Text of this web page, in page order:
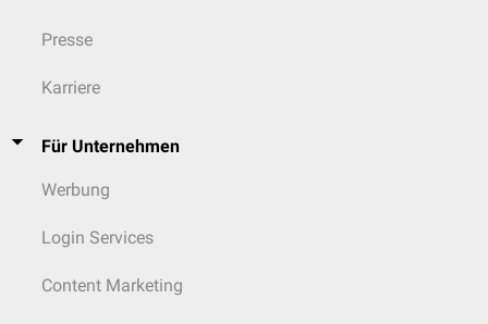
Presse
Karriere
Für Unternehmen
Werbung
Login Services
Content Marketing